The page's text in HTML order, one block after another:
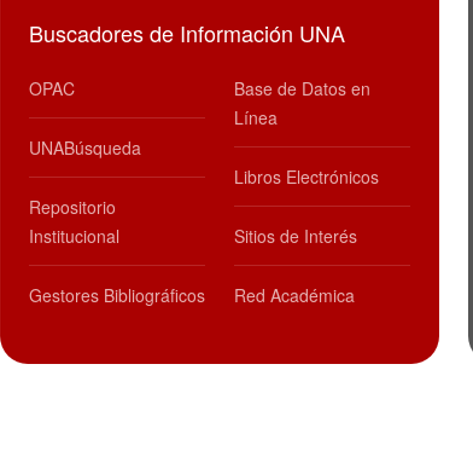
Buscadores de Información UNA
OPAC
UNABúsqueda
Repositorio
Institucional
Gestores Bibliográficos
Base de Datos en
Línea
Libros Electrónicos
Sitios de Interés
Red Académica